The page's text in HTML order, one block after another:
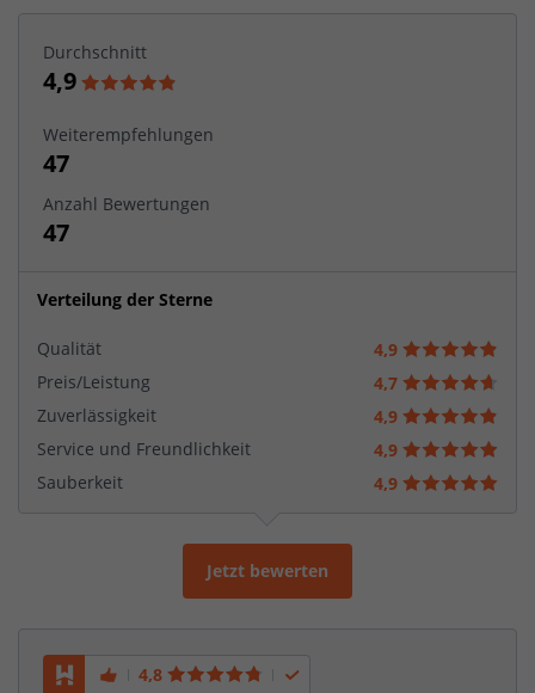
Durchschnitt
4,9
Weiterempfehlungen
47
Anzahl Bewertungen
47
Verteilung der Sterne
Qualität
4,9
Preis/Leistung
4,7
Zuverlässigkeit
4,9
Service und Freundlichkeit
4,9
Sauberkeit
4,9
Jetzt bewerten
4,8